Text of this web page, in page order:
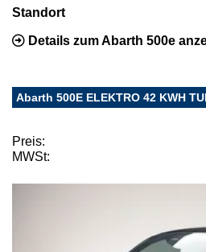
Standort
Details zum Abarth 500e
Abarth 500E ELEKTRO 42 KWH
Preis:
MWSt: